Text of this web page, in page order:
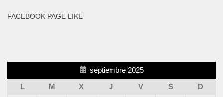
FACEBOOK PAGE LIKE
septiembre 2025
L
M X J V S
D